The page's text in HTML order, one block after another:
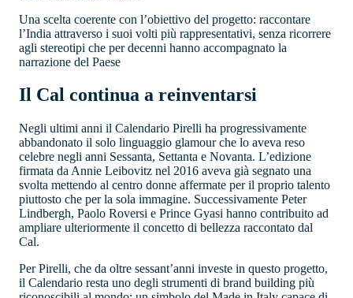
Una scelta coerente con l’obiettivo del progetto: raccontare
l’India attraverso i suoi volti più rappresentativi, senza ricorrere
agli stereotipi che per decenni hanno accompagnato la
narrazione del Paese
Il Cal continua a reinventarsi
Negli ultimi anni il Calendario Pirelli ha progressivamente
abbandonato il solo linguaggio glamour che lo aveva reso
celebre negli anni Sessanta, Settanta e Novanta. L’edizione
firmata da Annie Leibovitz nel 2016 aveva già segnato una
svolta mettendo al centro donne affermate per il proprio talento
piuttosto che per la sola immagine. Successivamente Peter
Lindbergh, Paolo Roversi e Prince Gyasi hanno contribuito ad
ampliare ulteriormente il concetto di bellezza raccontato dal
Cal.
Per Pirelli, che da oltre sessant’anni investe in questo progetto,
il Calendario resta uno degli strumenti di brand building più